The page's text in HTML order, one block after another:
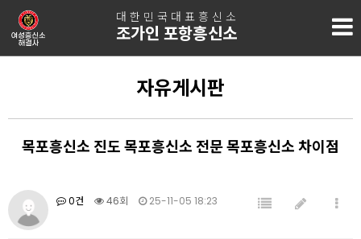
대한민국대표흥신소
조가인 포항흥신소
자유게시판
목포흥신소 진도 목포흥신소 전문 목포흥신소 차이점
0건 46회 25-11-05 18:23